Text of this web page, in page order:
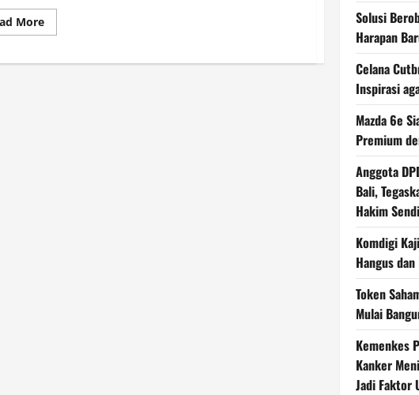
MoreRead
more
Barat
Solusi
Harapan
Celana
Inspirasi
Mazda 6e
Premium
Anggota
Bali,
Hakim
Komdigi
Hangus
Token
Mulai
Kemenkes
Kanker
Jadi Faktor